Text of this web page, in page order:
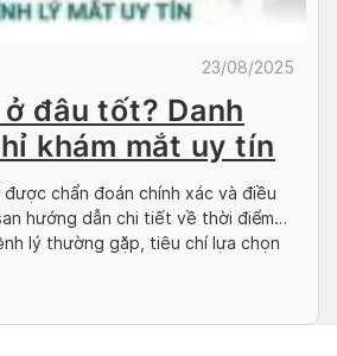
23/08/2025
đâu tốt? Danh
khám mắt uy tín
được chẩn đoán chính xác và điều
hướng dẫn chi tiết về thời điểm
lý thường gặp, tiêu chí lựa chọn
sách các địa chỉ chuyên khoa mắt